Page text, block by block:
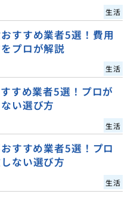
生活
すすめ業者5選！費用
プロが解説
生活
すめ業者5選！プロが
い選び方
生活
すすめ業者5選！プロ
ない選び方
生活